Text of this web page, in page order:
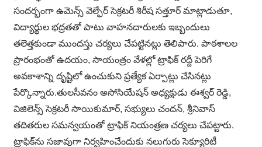
సందర్భంగా ఉమెన్స్ వెల్ఫేర్ సెక్రటరీ శిరీష సత్తూర్ మాట్లాడుతూ,
విద్యార్థుల భద్రతతో పాటు వాహనదారులకు ఇబ్బందులు
తలెత్తకుండా ముందస్తు చర్యలు చేపట్టినట్లు తెలిపారు. పాఠశాలల
ప్రారంభంతో ఉదయం, సాయంత్రం వేళల్లో ట్రాఫిక్ రద్దీ పెరిగే
అవకాశాన్ని దృష్టిలో ఉంచుకుని ప్రత్యేక ఏర్పాట్లు చేసినట్లు
పేర్కొన్నారు.తులసీవనం అసోసియేషన్ అధ్యక్షుడు ఈశ్వర్ రెడ్డి,
విజిలెన్స్ సెక్రటరీ సాయికుమార్, సభ్యులు చందన్, శ్రీనివాస్
తదితరుల సమన్వయంతో ట్రాఫిక్ నియంత్రణ చర్యలు చేపట్టారు.
ట్రాఫిక్‌ను సజావుగా నిర్వహించేందుకు నలుగురు సెక్యూరిటీ